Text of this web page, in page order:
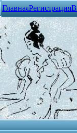
ГлавнаяРегистрация